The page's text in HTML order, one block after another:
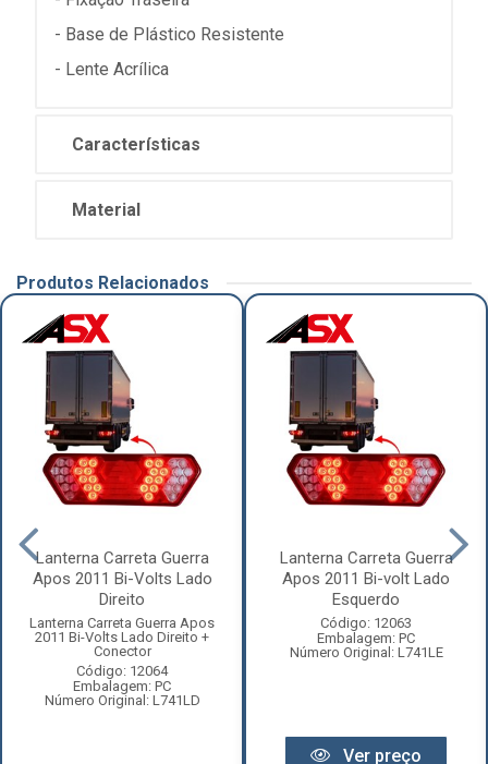
- Base de Plástico Resistente
- Lente Acrílica
Características
Material
Produtos Relacionados
Lanterna Carreta Guerra
Apos 2011 Bi-Volts Lado
Direito
Lanterna Carreta Guerra Apos
2011 Bi-Volts Lado Direito +
Conector
Código: 12064
Embalagem: PC
Número Original: L741LD
Lanterna Carreta Guerra
Apos 2011 Bi-volt Lado
Esquerdo
Código: 12063
Embalagem: PC
Número Original: L741LE
Ver preço